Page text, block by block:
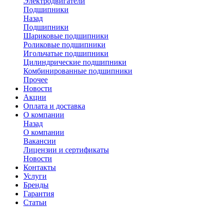
Подшипники
Назад
Подшипники
Шариковые подшипники
Роликовые подшипники
Игольчатые подшипники
Цилиндрические подшипники
Комбинированные подшипники
Прочее
Новости
Акции
Оплата и доставка
О компании
Назад
О компании
Вакансии
Лицензии и сертификаты
Новости
Контакты
Услуги
Бренды
Гарантия
Статьи